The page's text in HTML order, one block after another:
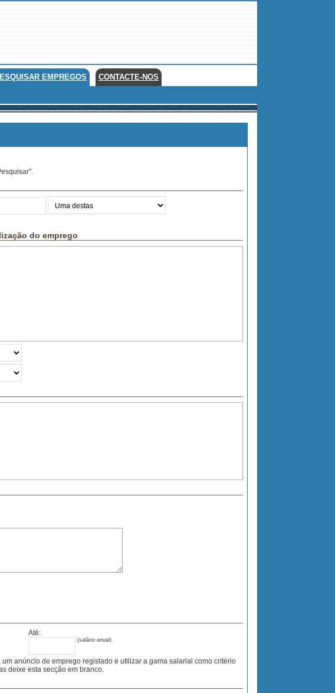
EMPREGOS CONTACTE-NOS
do emprego
Até:
(salário anual)
anúncio de emprego registado e utilizar a gama salarial como critério
deixe esta secção em branco.